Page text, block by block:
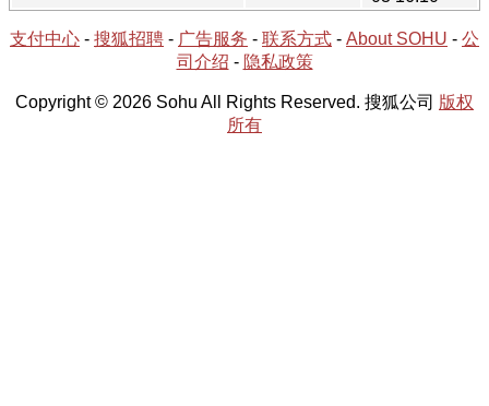
支付中心 - 搜狐招聘 - 广告服务 - 联系方式 - About SOHU - 公
司介绍 - 隐私政策
Copyright © 2026 Sohu All Rights Reserved. 搜狐公司 版权
所有